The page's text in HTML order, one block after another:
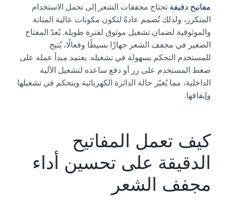
مفاتيح دقيقة تحتاج مجففات الشعر إلى تحمل الاستخدام
المتكرر، ولذلك تُصمم عادةً لتكون مكونات عالية المتانة
والموثوقية لضمان تشغيل موثوق لفترة طويلة. يُعدّ المفتاح
الصغير في مجفف الشعر جهازًا بسيطًا وفعالًا، يُتيح
للمستخدم التحكم بسهولة في تشغيله. يعتمد مبدأ عمله على
ضغط المستخدم على زر أو دفع ساعده لتشغيل الآلية
الداخلية، مما يُغيّر حالة الدائرة الكهربائية ويتحكم في تشغيلها
وإيقافها.
كيف تعمل المفاتيح
الدقيقة على تحسين أداء
مجفف الشعر